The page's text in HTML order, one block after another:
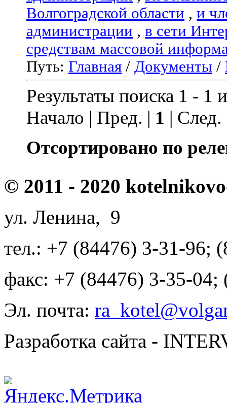
Волгоградской области , и
администрации , в сети
средствам массовой
Путь: Главная / Документы /
Результаты поиска 1 - 1
Начало | Пред. | 1 |
Отсортировано по
© 2011 - 2020
ул. Ленина, 9
тел.: +7 (84476) 3-31-96;
факс: +7 (84476) 3-35-04;
Эл. почта:
Разработка сайта -